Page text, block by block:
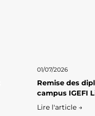
01/07/2026
Remise des
campus IGEFI
Lire l'article →